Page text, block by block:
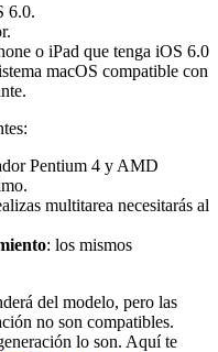
6.0.
o iPad que tenga iOS 6.0
macOS compatible con
Pentium 4 y AMD
multitarea necesitarás al
: los mismos
del modelo, pero las
no son compatibles.
lo son. Aquí te